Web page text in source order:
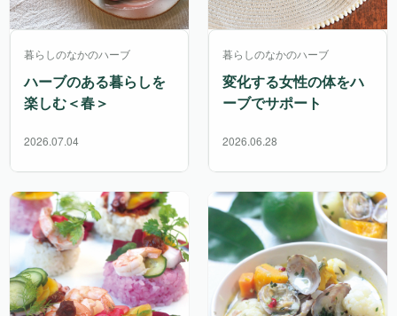
暮らしのなかのハーブ
ハーブのある暮らしを
楽しむ＜春＞
2026.07.04
暮らしのなかのハーブ
変化する女性の体をハ
ーブでサポート
2026.06.28